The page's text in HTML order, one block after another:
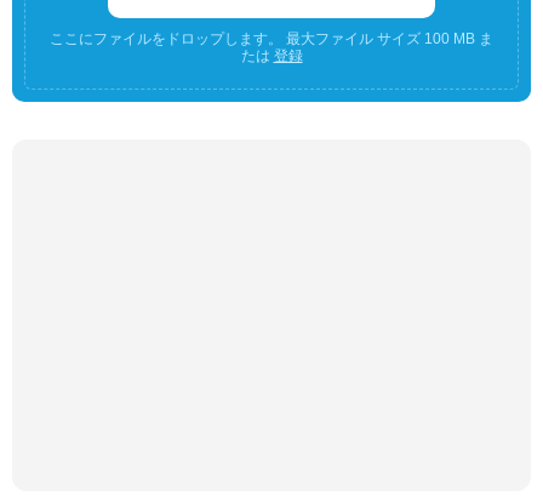
ここにファイルをドロップします。 最大ファイル サイズ 100 MB ま
たは 登録